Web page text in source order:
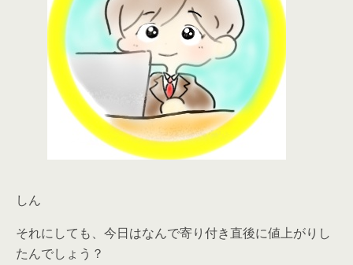
しん
それにしても、今日はなんで寄り付き直後に値上がりし
たんでしょう？